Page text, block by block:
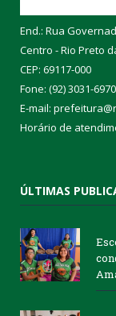
End.: Rua
Centro - Rio Preto
CEP: 69117-000
Fone: (92) 3031-6970
E-mail:
Horário de
ÚLTIMAS